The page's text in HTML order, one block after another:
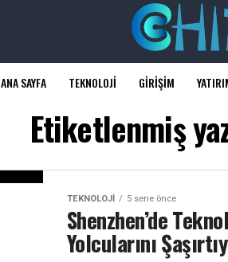
ANA SAYFA TEKNOLOJI GIRIŞIM
Etiketlenmiş
TEKNOLOJI 5 sene önce
Shenzhen’de
Yolcularını